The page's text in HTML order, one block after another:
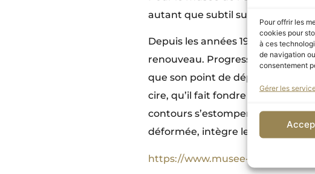
Pour offrir les
cookies pour
à ces
de navigation
consentement
Gérer les
autant que subtil sur les
Depuis les années 1980,
renouveau. Progressivement, il
que son point de départ est
cire, qu’il fait fondre avec un fer
contours s’estompent, créant
déformée, intègre le hasard dans
https://www.musee-orangerie.fr/